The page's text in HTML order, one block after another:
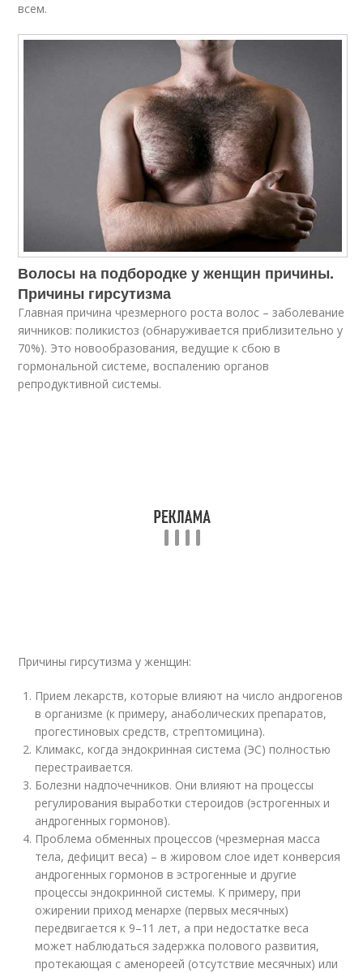
всем.
Волосы на подбородке у женщин причины.
Причины гирсутизма
Главная причина чрезмерного роста волос – заболевание
яичников: поликистоз (обнаруживается приблизительно у
70%). Это новообразования, ведущие к сбою в
гормональной системе, воспалению органов
репродуктивной системы.
Причины гирсутизма у женщин:
Прием лекарств, которые влияют на число андрогенов
в организме (к примеру, анаболических препаратов,
прогестиновых средств, стрептомицина).
Климакс, когда эндокринная система (ЭС) полностью
перестраивается.
Болезни надпочечников. Они влияют на процессы
регулирования выработки стероидов (эстрогенных и
андрогенных гормонов).
Проблема обменных процессов (чрезмерная масса
тела, дефицит веса) – в жировом слое идет конверсия
андрогенных гормонов в эстрогенные и другие
процессы эндокринной системы. К примеру, при
ожирении приход менархе (первых месячных)
передвигается к 9–11 лет, а при недостатке веса
может наблюдаться задержка полового развития,
протекающая с аменореей (отсутствие месячных) или